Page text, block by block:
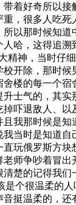
着好奇所以
，很多人吃
以那时候知道
哈，这得追溯
神，当时仔
开除，那时
舍楼的每一个宿
士气的，其
吓退敌人、
我那时候是
我当时是知道
玩俄罗斯方
师争吵着冒
楚的记得我
是个很温柔的
挺温柔的，还